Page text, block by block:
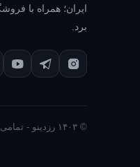
ایران؛ همراه با
برد.
© ۱۴۰۳ رزدینو - تمامی حقوق محفوظ است.